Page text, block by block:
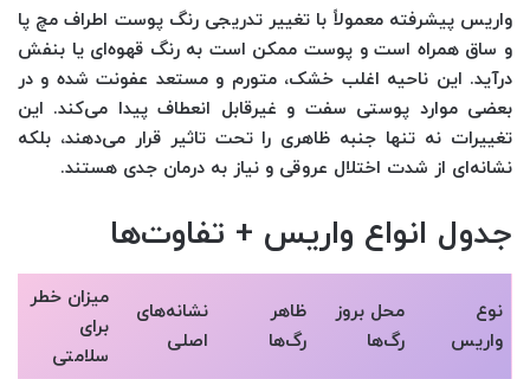
واریس پیشرفته معمولاً با تغییر تدریجی رنگ پوست اطراف مچ پا
و ساق همراه است و پوست ممکن است به رنگ قهوه‌ای یا بنفش
درآید. این ناحیه اغلب خشک، متورم و مستعد عفونت شده و در
بعضی موارد پوستی سفت و غیرقابل انعطاف پیدا می‌کند. این
تغییرات نه تنها جنبه ظاهری را تحت تاثیر قرار می‌دهند، بلکه
نشانه‌ای از شدت اختلال عروقی و نیاز به درمان جدی هستند.
جدول انواع واریس + تفاوت‌ها
نوع
واریس
محل بروز
رگ‌ها
ظاهر
رگ‌ها
نشانه‌های
اصلی
میزان خطر
برای
سلامتی